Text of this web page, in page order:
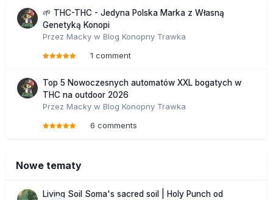
🌱 THC-THC - Jedyna Polska Marka z Własną
Genetyką Konopi
Przez Macky w Blog Konopny Trawka
1 comment
Top 5 Nowoczesnych automatów XXL bogatych w
THC na outdoor 2026
Przez Macky w Blog Konopny Trawka
6 comments
Nowe tematy
Living Soil Soma's sacred soil | Holy Punch od